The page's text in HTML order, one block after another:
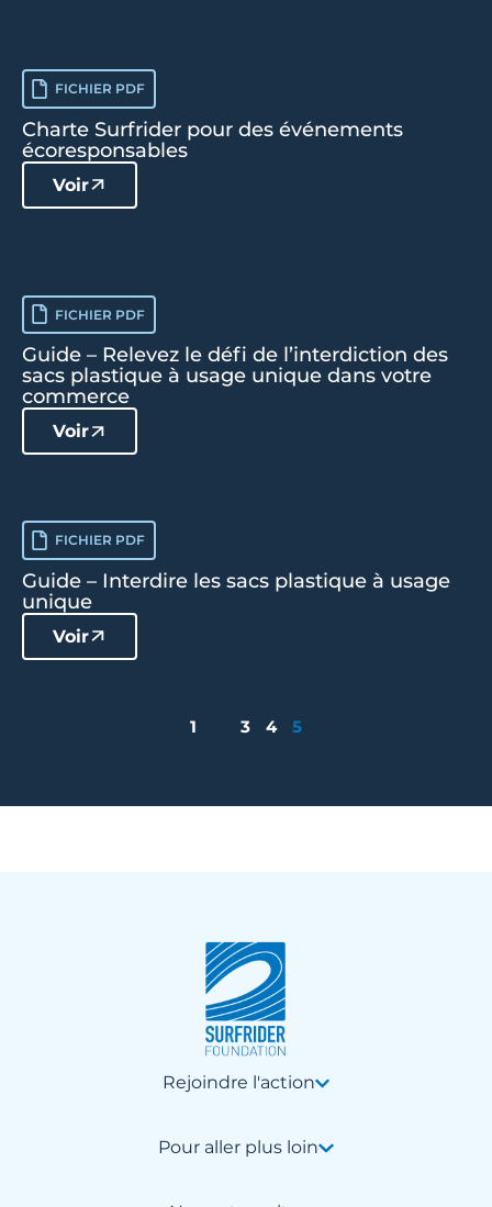
FICHIER PDF
Charte Surfrider pour des événements
écoresponsables
Voir
FICHIER PDF
Guide – Relevez le défi de l’interdiction des
sacs plastique à usage unique dans votre
commerce
Voir
FICHIER PDF
Guide – Interdire les sacs plastique à usage
unique
Voir
1 3 4 5
Rejoindre l'action
Pour aller plus loin